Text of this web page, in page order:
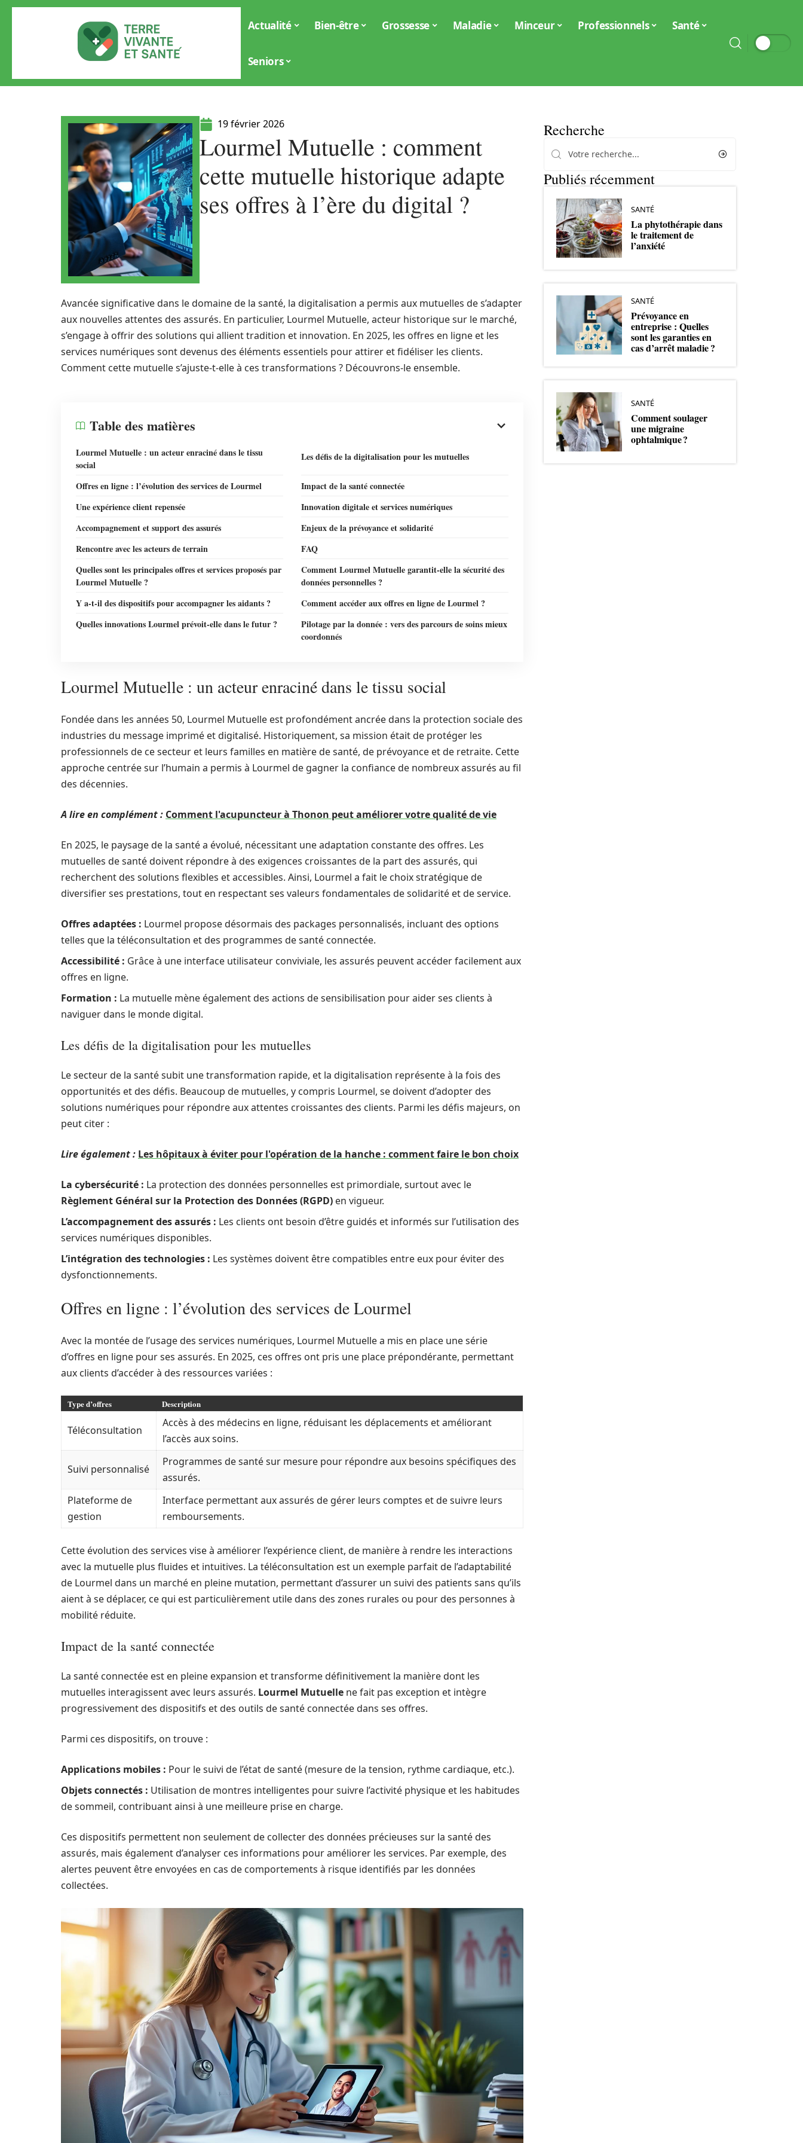
Actualité Bien-être Grossesse Maladie Minceur Professionnels Santé
Seniors
19 février 2026
Lourmel Mutuelle : comment
cette mutuelle historique adapte
ses offres à l’ère du digital ?
Avancée significative dans le domaine de la santé, la digitalisation a permis aux mutuelles de s’adapter
aux nouvelles attentes des assurés. En particulier, Lourmel Mutuelle, acteur historique sur le marché,
s’engage à offrir des solutions qui allient tradition et innovation. En 2025, les offres en ligne et les
services numériques sont devenus des éléments essentiels pour attirer et fidéliser les clients.
Comment cette mutuelle s’ajuste-t-elle à ces transformations ? Découvrons-le ensemble.
Table des matières
Lourmel Mutuelle : un acteur enraciné dans le tissu
social
Les défis de la digitalisation pour les mutuelles
Offres en ligne : l’évolution des services de Lourmel
Impact de la santé connectée
Une expérience client repensée
Innovation digitale et services numériques
Accompagnement et support des assurés
Enjeux de la prévoyance et solidarité
Rencontre avec les acteurs de terrain
FAQ
Quelles sont les principales offres et services proposés par
Lourmel Mutuelle ?
Comment Lourmel Mutuelle garantit-elle la sécurité des
données personnelles ?
Y a-t-il des dispositifs pour accompagner les aidants ?
Comment accéder aux offres en ligne de Lourmel ?
Quelles innovations Lourmel prévoit-elle dans le futur ?
Pilotage par la donnée : vers des parcours de soins mieux
coordonnés
Lourmel Mutuelle : un acteur enraciné dans le tissu social
Fondée dans les années 50, Lourmel Mutuelle est profondément ancrée dans la protection sociale des
industries du message imprimé et digitalisé. Historiquement, sa mission était de protéger les
professionnels de ce secteur et leurs familles en matière de santé, de prévoyance et de retraite. Cette
approche centrée sur l’humain a permis à Lourmel de gagner la confiance de nombreux assurés au fil
des décennies.
A lire en complément : Comment l'acupuncteur à Thonon peut améliorer votre qualité de vie
En 2025, le paysage de la santé a évolué, nécessitant une adaptation constante des offres. Les
mutuelles de santé doivent répondre à des exigences croissantes de la part des assurés, qui
recherchent des solutions flexibles et accessibles. Ainsi, Lourmel a fait le choix stratégique de
diversifier ses prestations, tout en respectant ses valeurs fondamentales de solidarité et de service.
Offres adaptées : Lourmel propose désormais des packages personnalisés, incluant des options
telles que la téléconsultation et des programmes de santé connectée.
Accessibilité : Grâce à une interface utilisateur conviviale, les assurés peuvent accéder facilement aux
offres en ligne.
Formation : La mutuelle mène également des actions de sensibilisation pour aider ses clients à
naviguer dans le monde digital.
Les défis de la digitalisation pour les mutuelles
Le secteur de la santé subit une transformation rapide, et la digitalisation représente à la fois des
opportunités et des défis. Beaucoup de mutuelles, y compris Lourmel, se doivent d’adopter des
solutions numériques pour répondre aux attentes croissantes des clients. Parmi les défis majeurs, on
peut citer :
Lire également : Les hôpitaux à éviter pour l'opération de la hanche : comment faire le bon choix
La cybersécurité : La protection des données personnelles est primordiale, surtout avec le
Règlement Général sur la Protection des Données (RGPD) en vigueur.
L’accompagnement des assurés : Les clients ont besoin d’être guidés et informés sur l’utilisation des
services numériques disponibles.
L’intégration des technologies : Les systèmes doivent être compatibles entre eux pour éviter des
dysfonctionnements.
Offres en ligne : l’évolution des services de Lourmel
Avec la montée de l’usage des services numériques, Lourmel Mutuelle a mis en place une série
d’offres en ligne pour ses assurés. En 2025, ces offres ont pris une place prépondérante, permettant
aux clients d’accéder à des ressources variées :
Type d’offres Description
Téléconsultation
Accès à des médecins en ligne, réduisant les déplacements et améliorant
l’accès aux soins.
Suivi personnalisé
Programmes de santé sur mesure pour répondre aux besoins spécifiques des
assurés.
Plateforme de
gestion
Interface permettant aux assurés de gérer leurs comptes et de suivre leurs
remboursements.
Cette évolution des services vise à améliorer l’expérience client, de manière à rendre les interactions
avec la mutuelle plus fluides et intuitives. La téléconsultation est un exemple parfait de l’adaptabilité
de Lourmel dans un marché en pleine mutation, permettant d’assurer un suivi des patients sans qu’ils
aient à se déplacer, ce qui est particulièrement utile dans des zones rurales ou pour des personnes à
mobilité réduite.
Impact de la santé connectée
La santé connectée est en pleine expansion et transforme définitivement la manière dont les
mutuelles interagissent avec leurs assurés. Lourmel Mutuelle ne fait pas exception et intègre
progressivement des dispositifs et des outils de santé connectée dans ses offres.
Parmi ces dispositifs, on trouve :
Applications mobiles : Pour le suivi de l’état de santé (mesure de la tension, rythme cardiaque, etc.).
Objets connectés : Utilisation de montres intelligentes pour suivre l’activité physique et les habitudes
de sommeil, contribuant ainsi à une meilleure prise en charge.
Ces dispositifs permettent non seulement de collecter des données précieuses sur la santé des
assurés, mais également d’analyser ces informations pour améliorer les services. Par exemple, des
alertes peuvent être envoyées en cas de comportements à risque identifiés par les données
collectées.
Recherche
Publiés récemment
SANTÉ
La phytothérapie dans
le traitement de
l’anxiété
SANTÉ
Prévoyance en
entreprise : Quelles
sont les garanties en
cas d’arrêt maladie ?
SANTÉ
Comment soulager
une migraine
ophtalmique ?